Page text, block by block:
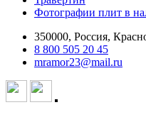
Фотографии плит в
350000, Россия,
8 800 505 20 45
mramor23@mail.ru